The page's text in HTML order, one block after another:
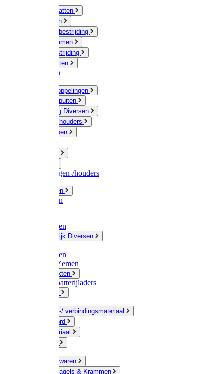
Muizen / Ratten
Drukspuiten
Ongediertebestrijding
Mollenklemmen
Onkruidbestrijding
Vliegenkasten
Meststoffen
Messing koppelingen
Gieters / Spuiten
Besproeiing Diversen
Slangen & houders
Waterpompen
Slangenwagen-/houders
Olie / Vetten
Chemicalien
Plasticzakken
Huishoudelijk Diversen
Zaksluitingen
Sponzen / Zemen
Zeepprodukten
Batterij & batterijladers
Zaklampen
Verpakking-/ verbindingsmateriaal
Touw / Koord
Afdekmateriaal
Kleine ijzerwaren
Spijkers, Nagels & Krammen